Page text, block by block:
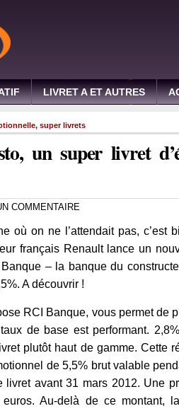
LIVRET A ET AUTRES
, super livrets
un super livret
COMMENTAIRE
où on ne l’attendait pas, c’est
français Renault lance un
– la banque du
A découvrir !
RCI Banque, vous permet de
taux de base est performant.
plutôt haut de gamme. Cette
de 5,5% brut valable
livret avant 31 mars 2012. Une
Au-delà de ce montant,